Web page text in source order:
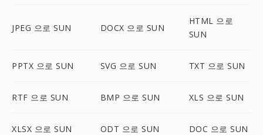
JPEG 으로 SUN DOCX 으로 SUN
HTML 으로
SUN
PPTX 으로 SUN SVG 으로 SUN TXT 으로 SUN
RTF 으로 SUN BMP 으로 SUN XLS 으로 SUN
XLSX 으로 SUN ODT 으로 SUN DOC 으로 SUN